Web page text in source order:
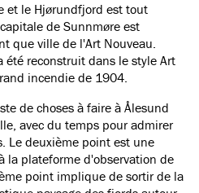
et le Hjørundfjord est tout
de Sunnmøre est
que ville de l'Art Nouveau.
été reconstruit dans le style Art
incendie de 1904.
de choses à faire à Ålesund
avec du temps pour admirer
Le deuxième point est une
la plateforme d'observation de
point implique de sortir de la